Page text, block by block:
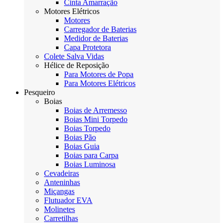
Cinta Amarração
Motores Elétricos
Motores
Carregador de Baterias
Medidor de Baterias
Capa Protetora
Colete Salva Vidas
Hélice de Reposição
Para Motores de Popa
Para Motores Elétricos
Pesqueiro
Boias
Boias de Arremesso
Boias Mini Torpedo
Boias Torpedo
Boias Pão
Boias Guia
Boias para Carpa
Boias Luminosa
Cevadeiras
Anteninhas
Miçangas
Flutuador EVA
Molinetes
Carretilhas